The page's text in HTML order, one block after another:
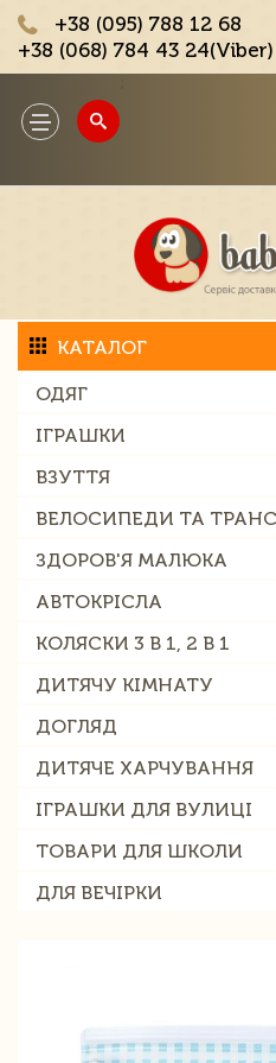
+38 (095) 788 12 68
+38 (068) 784 43 24(Viber)
Toggle
navigation
КАТАЛОГ
ОДЯГ
ІГРАШКИ
ВЗУТТЯ
ВЕЛОСИПЕДИ ТА
ЗДОРОВ'Я МАЛЮКА
АВТОКРІСЛА
КОЛЯСКИ 3 В 1, 2 В 1
ДИТЯЧУ КІМНАТУ
ДОГЛЯД
ДИТЯЧЕ ХАРЧУВАННЯ
ІГРАШКИ ДЛЯ ВУЛИЦІ
ТОВАРИ ДЛЯ ШКОЛИ
ДЛЯ ВЕЧІРКИ